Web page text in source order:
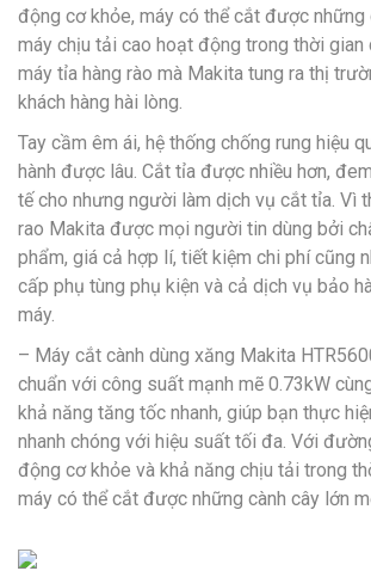
động cơ khỏe, máy có thể cắt được những
máy chịu tải cao hoạt động trong thời gian
máy tỉa hàng rào mà Makita tung ra thị
khách hàng hài lòng.
Tay cầm êm ái, hệ thống chống rung hiệu
hành được lâu. Cắt tỉa được nhiều hơn,
tế cho nhưng người làm dịch vụ cắt tỉa. Vì
rao Makita được mọi người tin dùng bởi
phẩm, giá cả hợp lí, tiết kiệm chi phí cũng
cấp phụ tùng phụ kiện và cả dịch vụ bảo
máy.
– Máy cắt cành dùng xăng Makita
chuẩn với công suất mạnh mẽ 0.73kW
khả năng tăng tốc nhanh, giúp bạn thực
nhanh chóng với hiệu suất tối đa. Với
động cơ khỏe và khả năng chịu tải trong
máy có thể cắt được những cành cây lớn